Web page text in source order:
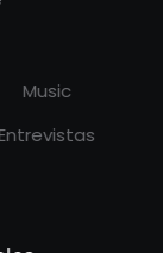
Music
Entrevistas